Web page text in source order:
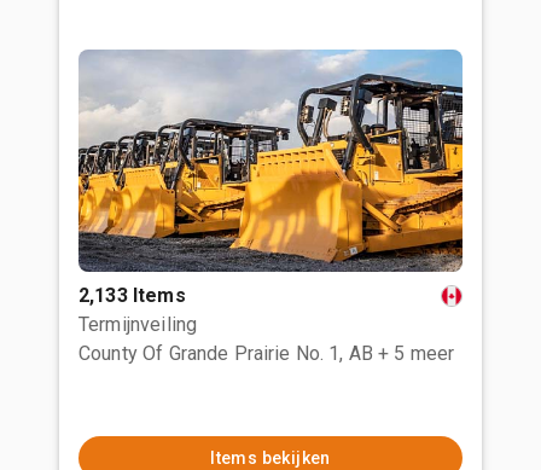
2,133 Items
Termijnveiling
County Of Grande Prairie No. 1, AB + 5 meer
Items bekijken